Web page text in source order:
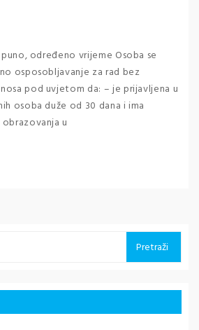
određeno vrijeme Osoba se
osposobljavanje za rad bez
pod uvjetom da: – je prijavljena u
osoba duže od 30 dana i ima
u